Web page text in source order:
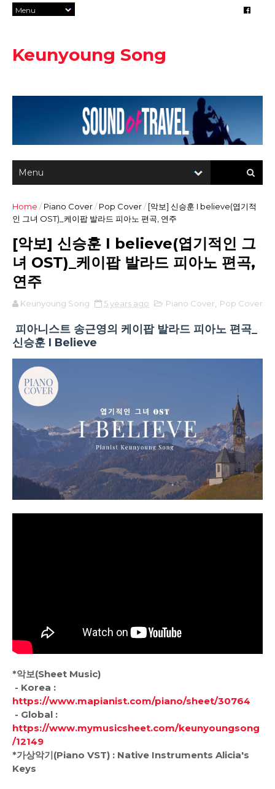
Keunyoung Song
Home / Piano Cover/ Pop Cover/ [악보] 신승훈 I believe(엽기적
인 그녀 OST)_케이팝 발라드 피아노 편곡, 연주
[악보] 신승훈 I believe(엽기적인 그
녀 OST)_케이팝 발라드 피아노 편곡,
연주
Keunyoung Song 5 years ago Piano Cover Pop Cover
피아니스트 송근영의 케이팝 발라드 피아노 편곡_
신승훈 I Believe
*악보(Sheet Music)
- Korea :
https://www.mapianist.com/piano/sheet/30764
- Global :
https://www.mymusicsheet.com/keunyoungsong
/12149
*가상악기(Piano VST) : Native Instruments Alicia's
Keys